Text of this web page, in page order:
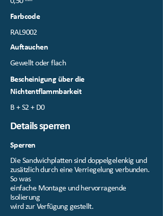
Farbcode
RAL9002
Auftauchen
Gewellt oder flach
Bescheinigung über die
Nichtentflammbarkeit
B + S2 + D0
Details sperren
Sperren
Die Sandwichplatten sind doppelgelenkig und
zusätzlich durch eine Verriegelung verbunden.
So was
einfache Montage und hervorragende
Isolierung
wird zur Verfügung gestellt.